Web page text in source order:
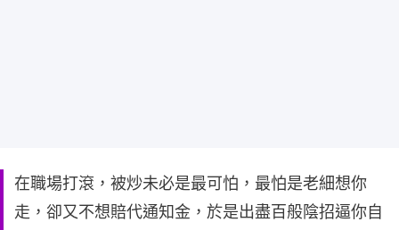
在職場打滾，被炒未必是最可怕，最怕是老細想你
走，卻又不想賠代通知金，於是出盡百般陰招逼你自